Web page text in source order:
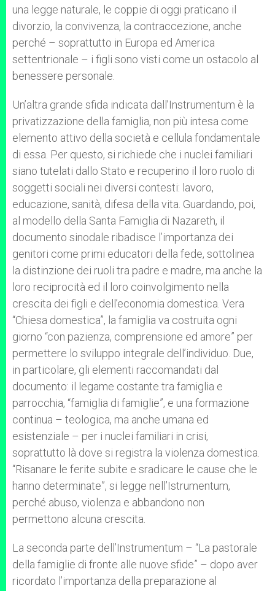
una legge naturale, le coppie di oggi praticano il
divorzio, la convivenza, la contraccezione, anche
perché – soprattutto in Europa ed America
settentrionale – i figli sono visti come un ostacolo al
benessere personale.
Un’altra grande sfida indicata dall’Instrumentum è la
privatizzazione della famiglia, non più intesa come
elemento attivo della società e cellula fondamentale
di essa. Per questo, si richiede che i nuclei familiari
siano tutelati dallo Stato e recuperino il loro ruolo di
soggetti sociali nei diversi contesti: lavoro,
educazione, sanità, difesa della vita. Guardando, poi,
al modello della Santa Famiglia di Nazareth, il
documento sinodale ribadisce l’importanza dei
genitori come primi educatori della fede, sottolinea
la distinzione dei ruoli tra padre e madre, ma anche la
loro reciprocità ed il loro coinvolgimento nella
crescita dei figli e dell’economia domestica. Vera
“Chiesa domestica”, la famiglia va costruita ogni
giorno “con pazienza, comprensione ed amore” per
permettere lo sviluppo integrale dell’individuo. Due,
in particolare, gli elementi raccomandati dal
documento: il legame costante tra famiglia e
parrocchia, “famiglia di famiglie”, e una formazione
continua – teologica, ma anche umana ed
esistenziale – per i nuclei familiari in crisi,
soprattutto là dove si registra la violenza domestica.
“Risanare le ferite subite e sradicare le cause che le
hanno determinate”, si legge nell’Istrumentum,
perché abuso, violenza e abbandono non
permettono alcuna crescita.
La seconda parte dell’Instrumentum – “La pastorale
della famiglie di fronte alle nuove sfide” – dopo aver
ricordato l’importanza della preparazione al